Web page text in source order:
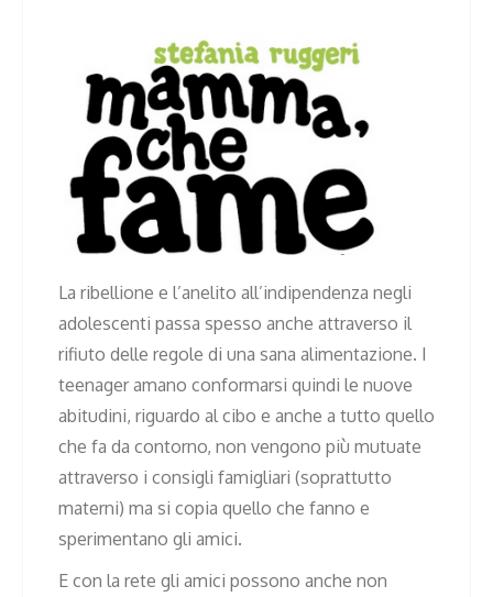
La ribellione e l’anelito all’indipendenza negli
adolescenti passa spesso anche attraverso il
rifiuto delle regole di una sana alimentazione. I
teenager amano conformarsi quindi le nuove
abitudini, riguardo al cibo e anche a tutto quello
che fa da contorno, non vengono più mutuate
attraverso i consigli famigliari (soprattutto
materni) ma si copia quello che fanno e
sperimentano gli amici.
E con la rete gli amici possono anche non